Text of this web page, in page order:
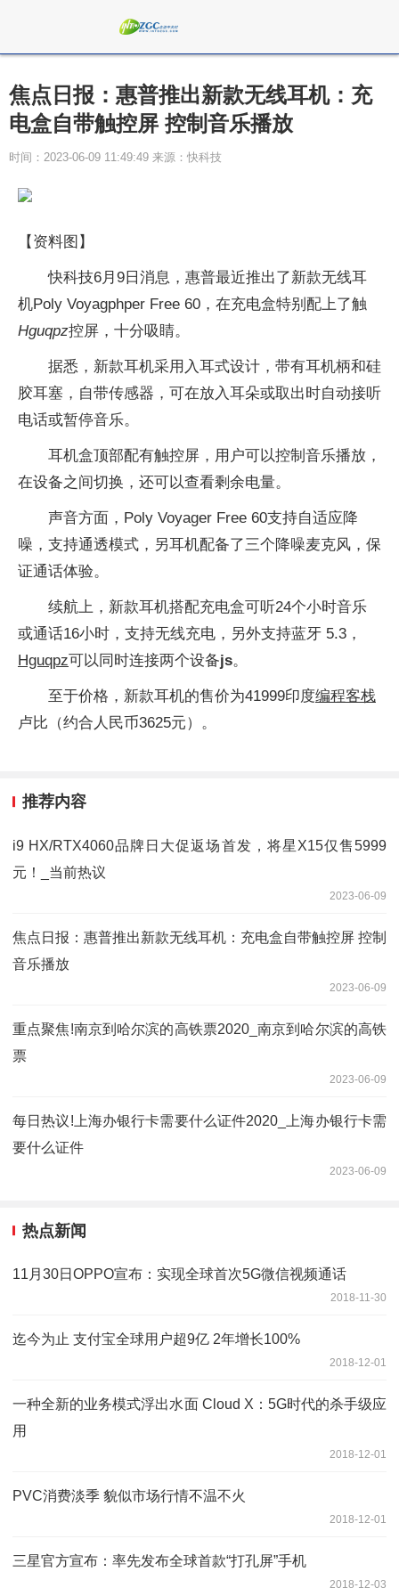
焦点日报：惠普推出新款无线耳机：充
电盒自带触控屏 控制音乐播放
时间：2023-06-09 11:49:49 来源：快科技
【资料图】
快科技6月9日消息，惠普最近推出了新款无线耳
机Poly Voyagphper Free 60，在充电盒特别配上了触
Hguqpz控屏，十分吸睛。
据悉，新款耳机采用入耳式设计，带有耳机柄和硅
胶耳塞，自带传感器，可在放入耳朵或取出时自动接听
电话或暂停音乐。
耳机盒顶部配有触控屏，用户可以控制音乐播放，
在设备之间切换，还可以查看剩余电量。
声音方面，Poly Voyager Free 60支持自适应降
噪，支持通透模式，另耳机配备了三个降噪麦克风，保
证通话体验。
续航上，新款耳机搭配充电盒可听24个小时音乐
或通话16小时，支持无线充电，另外支持蓝牙 5.3，
Hguqpz可以同时连接两个设备js。
至于价格，新款耳机的售价为41999印度编程客栈
卢比（约合人民币3625元）。
推荐内容
i9 HX/RTX4060品牌日大促返场首发，将星X15仅售5999
元！_当前热议
2023-06-09
焦点日报：惠普推出新款无线耳机：充电盒自带触控屏 控制
音乐播放
2023-06-09
重点聚焦!南京到哈尔滨的高铁票2020_南京到哈尔滨的高铁
票
2023-06-09
每日热议!上海办银行卡需要什么证件2020_上海办银行卡需
要什么证件
2023-06-09
热点新闻
11月30日OPPO宣布：实现全球首次5G微信视频通话
2018-11-30
迄今为止 支付宝全球用户超9亿 2年增长100%
2018-12-01
一种全新的业务模式浮出水面 Cloud X：5G时代的杀手级应
用
2018-12-01
PVC消费淡季 貌似市场行情不温不火
2018-12-01
三星官方宣布：率先发布全球首款“打孔屏”手机
2018-12-03